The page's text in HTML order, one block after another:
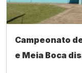
Campeonato
e Meia Boca